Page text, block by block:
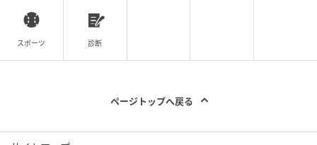
スポーツ 診断
ページトップへ戻る